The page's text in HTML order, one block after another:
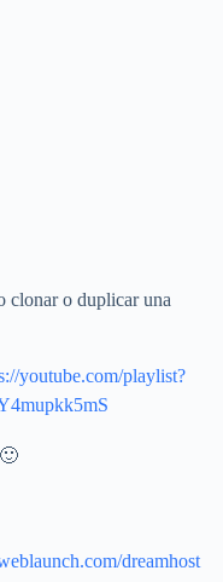
clonar o duplicar una
youtube.com/playlist?
dreamhost